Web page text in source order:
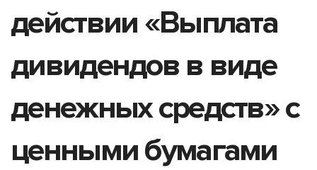
действии «Выплата
дивидендов в виде
денежных средств» с
ценными бумагами